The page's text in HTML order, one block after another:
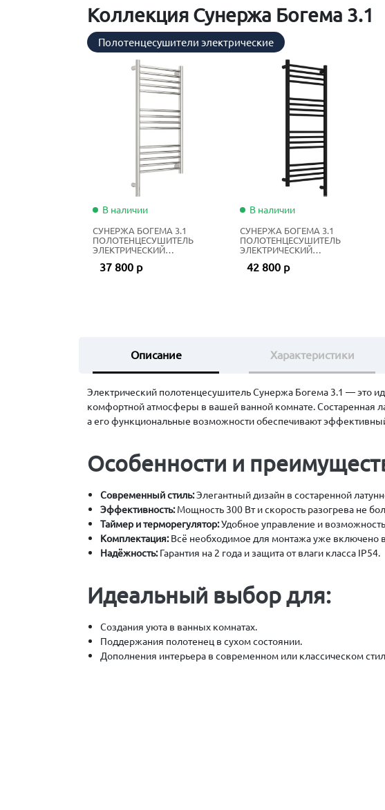
Коллекция Сунержа Богема 3.1
Полотенцесушители электрические
В наличии
СУНЕРЖА БОГЕМА 3.1
ПОЛОТЕНЦЕСУШИТЕЛЬ
ЭЛЕКТРИЧЕСКИЙ
НЕРЖАВЕЮЩАЯ СТАЛЬ
37 800 р
В наличии
СУНЕРЖА БОГЕМА 3.1
ПОЛОТЕНЦЕСУШИТЕЛЬ
ЭЛЕКТРИЧЕСКИЙ
МАТОВЫЙ ЧЁРНЫЙ
42 800 р
Описание Характеристики
Электрический полотенцесушитель Сунержа Богема 3.1 — это
комфортной атмосферы в вашей ванной комнате. Состаренная
а его функциональные возможности обеспечивают
Особенности и
Современный стиль:Элегантный дизайн в состаренной
Эффективность:Мощность 300 Вт и скорость разогрева не
Таймер и терморегулятор:Удобное управление и
Комплектация:Всё необходимое для монтажа уже включено
Надёжность:Гарантия на 2 года и защита от влаги класса IP54.
Идеальный выбор для:
Создания уюта в ванных комнатах.
Поддержания полотенец в сухом состоянии.
Дополнения интерьера в современном или классическом